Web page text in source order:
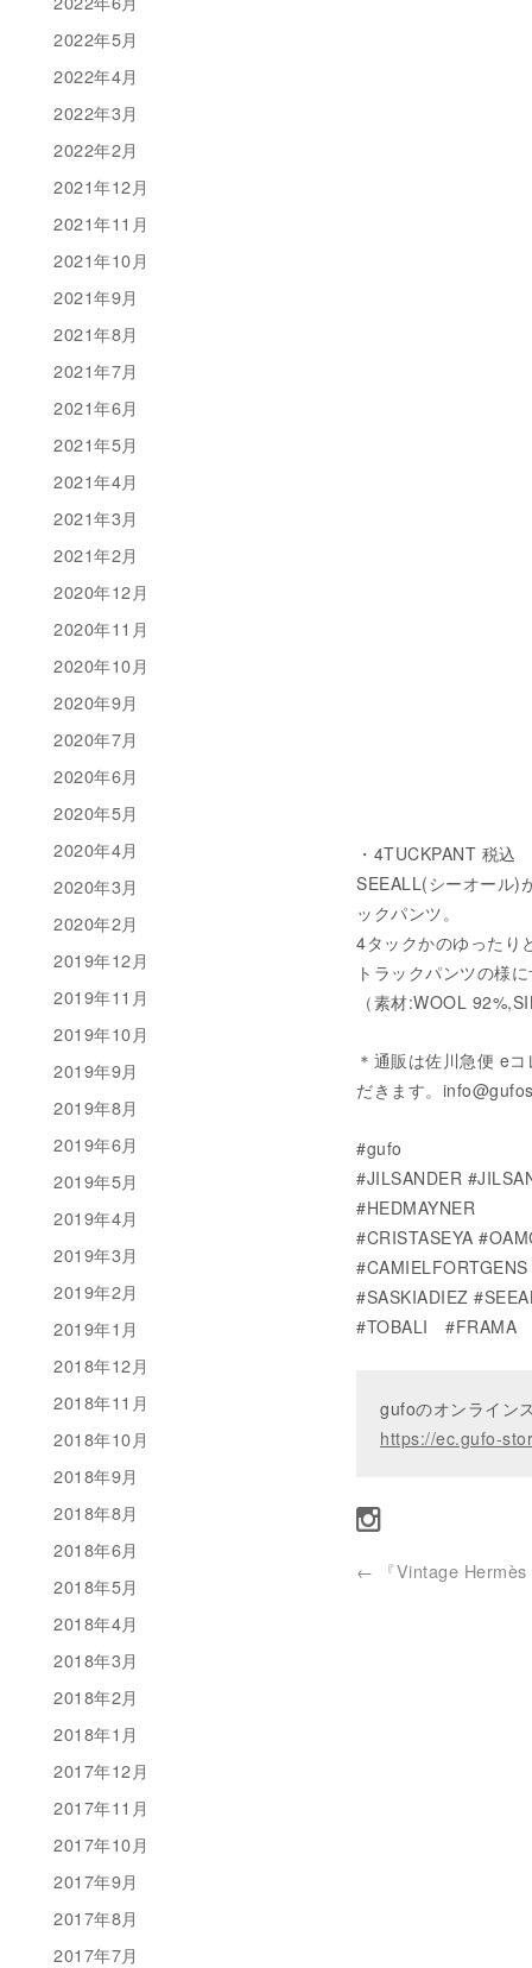
・4TUCKPANT 税
SEEALL(シーオール)
ックパンツ。
4タックかのゆったり
トラックパンツの様
（素材:WOOL
＊通販は佐川急便 e
だきます。
#gufo
#JILSANDER
#HEDMAYNER
#CRISTASEYA
#SASKIADIEZ
#TOBALI #FRAMA
gufoのオンライン
https://ec.gufo-
← 『Vintage
2022年5月
2022年4月
2022年3月
2022年2月
2021年12月
2021年11月
2021年10月
2021年9月
2021年8月
2021年7月
2021年6月
2021年5月
2021年4月
2021年3月
2021年2月
2020年12月
2020年11月
2020年10月
2020年9月
2020年7月
2020年6月
2020年5月
2020年4月
2020年3月
2020年2月
2019年12月
2019年11月
2019年10月
2019年9月
2019年8月
2019年6月
2019年5月
2019年4月
2019年3月
2019年2月
2019年1月
2018年12月
2018年11月
2018年10月
2018年9月
2018年8月
2018年6月
2018年5月
2018年4月
2018年3月
2018年2月
2018年1月
2017年12月
2017年11月
2017年10月
2017年9月
2017年8月
2017年7月